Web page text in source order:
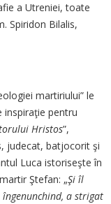
a Utreniei, toate
Spiridon Bilalis,
martiriului” le
inspiraţie pentru
Hristos”,
judecat, batjocorit şi
Luca istoriseşte în
Ştefan: „Şi îl
îngenunchind, a strigat